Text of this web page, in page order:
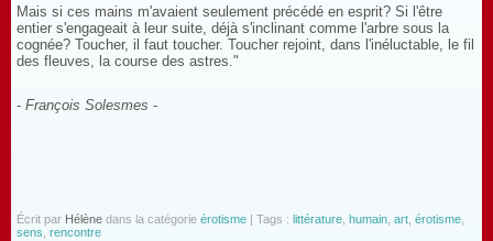
Mais si ces mains m'avaient seulement précédé en esprit? Si l'être
entier s'engageait à leur suite, déjà s'inclinant comme l'arbre sous la
cognée? Toucher, il faut toucher. Toucher rejoint, dans l'inéluctable, le fil
des fleuves, la course des astres."
- François Solesmes -
Écrit par Hélène dans la catégorie érotisme | Tags : littérature humain art érotisme
sens rencontre